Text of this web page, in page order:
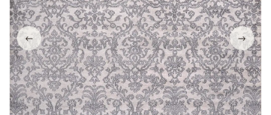
← →